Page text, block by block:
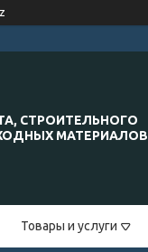
СТРОИТЕЛЬНОГО
МАТЕРИАЛОВ
Товары и услуги